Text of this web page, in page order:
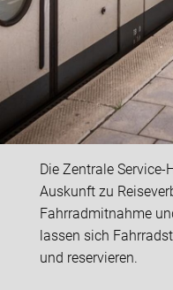
Die Zentrale
Auskunft zu
Fahrradmitnahme
lassen sich
und reservieren.